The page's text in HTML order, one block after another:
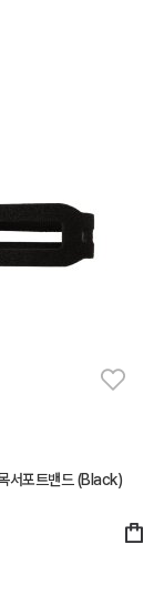
서포트밴드 (Black)